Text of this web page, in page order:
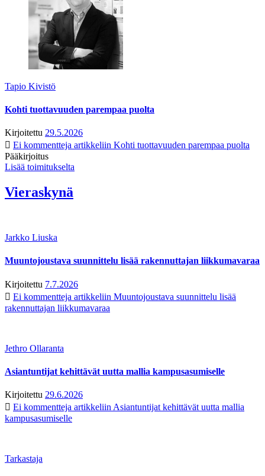
Tapio Kivistö
Kohti tuottavuuden parempaa puolta
Kirjoitettu 29.5.2026
Ei kommentteja artikkeliin Kohti tuottavuuden parempaa puolta
Pääkirjoitus
Lisää toimitukselta
Vieraskynä
Jarkko Liuska
Muuntojoustava suunnittelu lisää rakennuttajan liikkumavaraa
Kirjoitettu 7.7.2026
Ei kommentteja artikkeliin Muuntojoustava suunnittelu lisää
rakennuttajan liikkumavaraa
Jethro Ollaranta
Asiantuntijat kehittävät uutta mallia kampusasumiselle
Kirjoitettu 29.6.2026
Ei kommentteja artikkeliin Asiantuntijat kehittävät uutta mallia
kampusasumiselle
Tarkastaja